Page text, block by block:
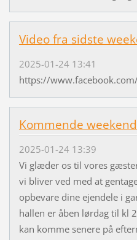
Video fra sidste
2025-01-24 13:41
https://
Kommende weekend
2025-01-24 13:39
Vi glæder os til vores
vi bliver ved med at
opbevare dine ejendele i
hallen er åben lørdag til kl
kan komme senere på